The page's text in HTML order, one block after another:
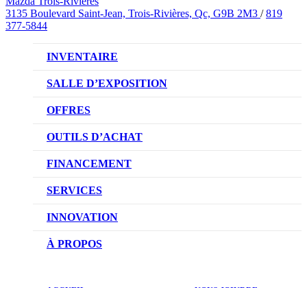
3135 Boulevard Saint-Jean, Trois-Rivières, Qc, G9B 2M3 / 819
377-5844
INVENTAIRE
VÉHICULES NEUFS
VÉHICULES D’OCCASION
SALLE D’EXPOSITION
OFFRES
OFFRES DU CONCESSIONNAIRE
OUTILS D’ACHAT
CONFIGUREZ VOTRE VÉHICULE
RÉSERVEZ UN ESSAI ROUTIER
DEMANDEZ UN PRIX
FINANCEMENT
NOTRE DIFFÉRENCE
DEMANDE DE CRÉDIT AUTO
SERVICES
NOTRE PROMESSE
PRENDRE UN RENDEZ-VOUS
INNOVATION
TECHNOLOGIE SKYACTIV
À PROPOS